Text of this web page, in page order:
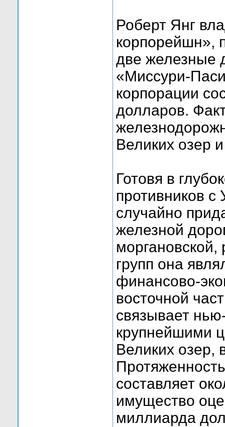
Роберт Янг
корпорейшн»,
две железные
«Миссури-
корпорации
долларов.
Великих озер
Готовя в
противников с
случайно
железной
групп она
финансово-
восточной
связывает
крупнейшими
Великих озер,
составляет
имущество
миллиарда